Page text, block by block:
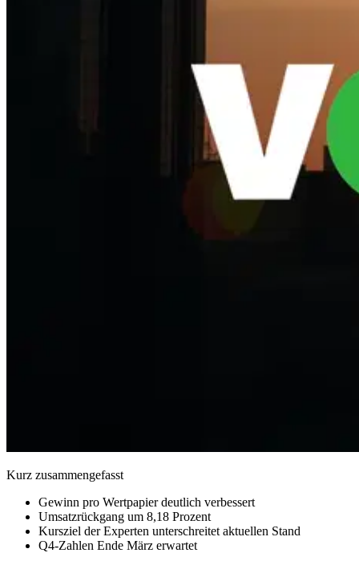
Kurz zusammengefasst
Gewinn pro Wertpapier deutlich verbessert
Umsatzrückgang um 8,18 Prozent
Kursziel der Experten unterschreitet aktuellen Stand
Q4-Zahlen Ende März erwartet